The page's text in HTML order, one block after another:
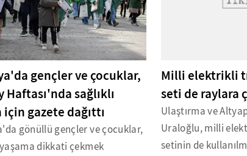
gençler ve çocuklar,
Haftası'nda sağlıklı
için gazete dağıttı
gönüllü gençler ve çocuklar,
yaşama dikkati çekmek
Milli elektrikli
seti de raylara
Ulaştırma ve
Uraloğlu, milli
setinin de